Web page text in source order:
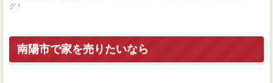
グ！
南陽市で家を売りたいなら